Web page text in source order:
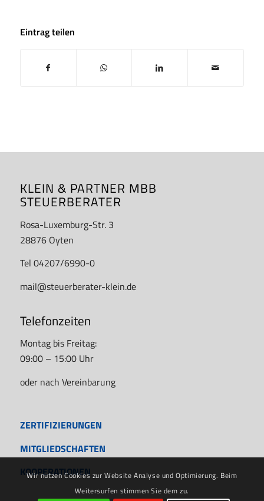
Eintrag teilen
KLEIN & PARTNER MBB
STEUERBERATER
Rosa-Luxemburg-Str. 3
28876 Oyten
Tel 04207/6990-0
mail@steuerberater-klein.de
Telefonzeiten
Montag bis Freitag:
09:00 – 15:00 Uhr
oder nach Vereinbarung
ZERTIFIZIERUNGEN
MITGLIEDSCHAFTEN
KOOPERATIONEN
Wir nutzen Cookies zur Website Analyse und Optimierung. Beim
Weitersurfen stimmen Sie dem zu.